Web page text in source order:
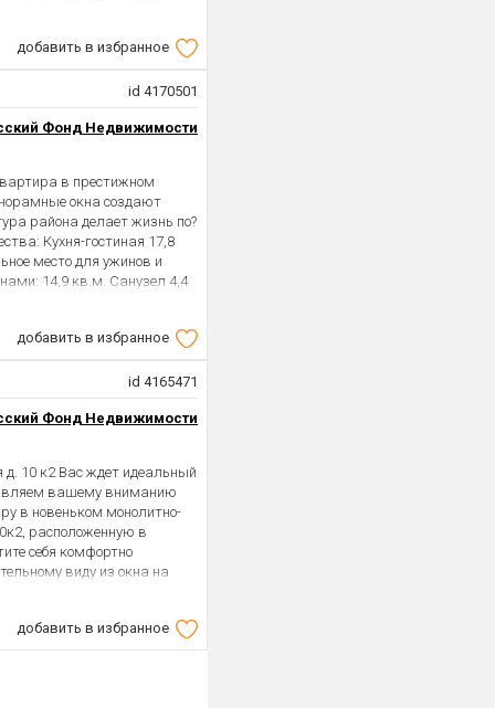
добавить в избранное
id 4170501
Фонд Недвижимости
в престижном
окна создают
района делает жизнь по?
Кухня-гостиная 17,8
место для ужинов и
14,9 кв.м. Санузел 4,4
коммуникаций
радиаторы отопления
«двор без машин»
Школы и детские сады
2 станции метро в
Рядом:
жилье на
добавить в избранное
id 4165471
Фонд Недвижимости
д. 10 к2 Вас ждет идеальный
вашему вниманию
в новеньком монолитно-
расположенную в
себя комфортно
виду из окна на
ремонтов квартиру и
Просторная
добавить в избранное